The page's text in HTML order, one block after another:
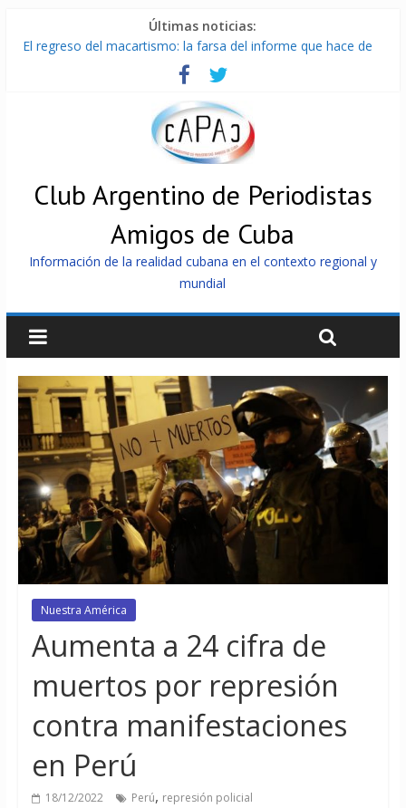
Últimas noticias:
El regreso del macartismo: la farsa del informe que hace de
Milei firmó memorándum con EE.UU sin informarlo
China presenta robots que pueden razonar, moverse y asistir
La Habana avanza en reconexión tras nuevo apagón
Más de 7 000 contenedores impedidos de llegar a Cuba
Club Argentino de Periodistas
Amigos de Cuba
Información de la realidad cubana en el contexto regional y
mundial
Nuestra América
Aumenta a 24 cifra de
muertos por represión
contra manifestaciones
en Perú
18/12/2022 Perú, represión policial